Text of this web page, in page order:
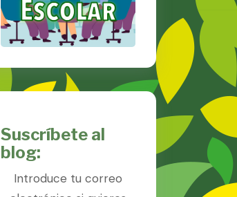
Suscríbete al
blog:
Introduce tu correo